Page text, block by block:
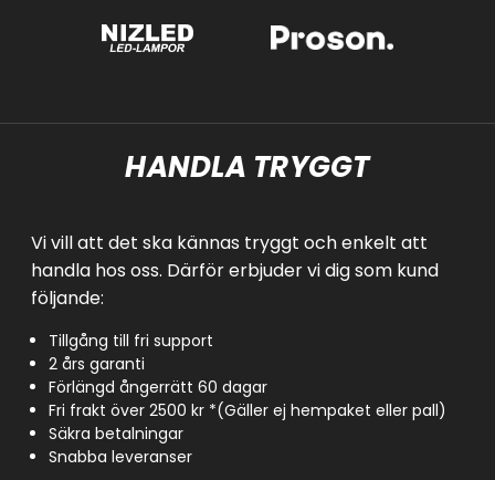
HANDLA TRYGGT
Vi vill att det ska kännas tryggt och enkelt att
handla hos oss. Därför erbjuder vi dig som kund
följande:
Tillgång till fri support
2 års garanti
Förlängd ångerrätt 60 dagar
Fri frakt över 2500 kr *(Gäller ej hempaket eller pall)
Säkra betalningar
Snabba leveranser